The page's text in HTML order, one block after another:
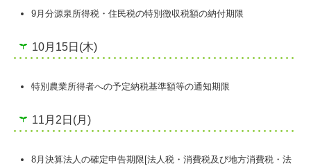
9月分源泉所得税・住民税の特別徴収税額の納付期限
10月15日(木)
特別農業所得者への予定納税基準額等の通知期限
11月2日(月)
8月決算法人の確定申告期限[法人税・消費税及び地方消費税・法